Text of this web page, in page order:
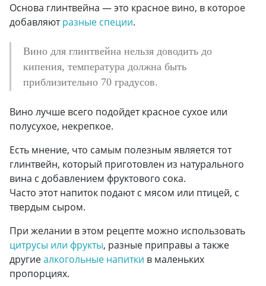
Основа глинтвейна — это красное вино, в которое
добавляютразные специи.
Вино для глинтвейна нельзя доводить до
кипения, температура должна быть
приблизительно 70 градусов.
Вино лучше всего подойдет красное сухое или
полусухое, некрепкое.
Есть мнение, что самым полезным является тот
глинтвейн, который приготовлен из натурального
вина с добавлением фруктового сока.
Часто этот напиток подают с мясом или птицей, с
твердым сыром.
При желании в этом рецепте можно использовать
цитрусы или фрукты, разные приправы а также
другиеалкогольные напитки в маленьких
пропорциях.